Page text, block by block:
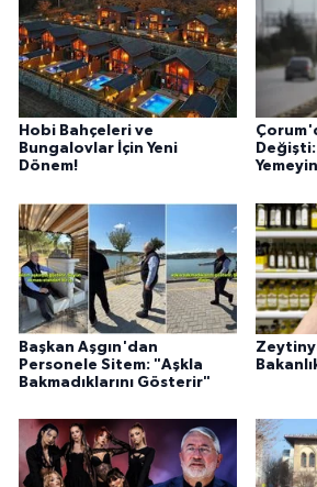
Hobi Bahçeleri ve
Bungalovlar İçin Yeni
Dönem!
Başkan Aşgın'dan
Personele Sitem: "Aşkla
Bakmadıklarını Gösterir"